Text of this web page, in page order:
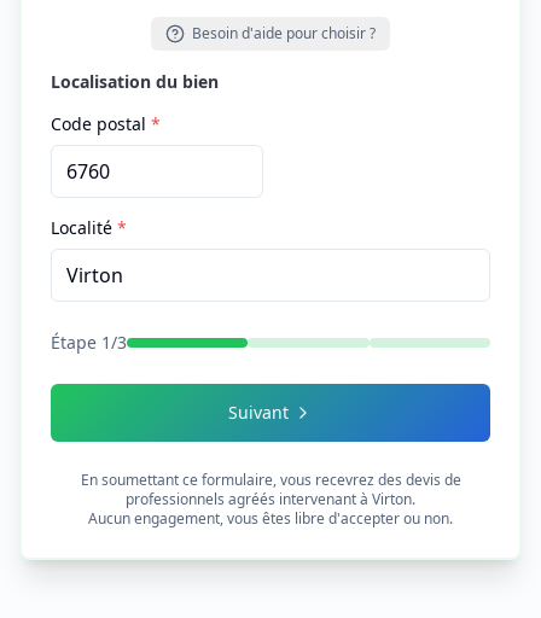
Besoin d'aide pour choisir ?
Localisation du bien
Code postal *
Localité *
Étape 1/3
Suivant
En soumettant ce formulaire, vous recevrez des devis de
professionnels agréés intervenant à Virton.
Aucun engagement, vous êtes libre d'accepter ou non.